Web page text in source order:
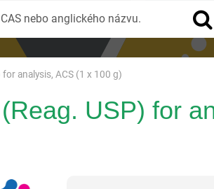
analysis, ACS (1 x 100 g)
USP) for
nebo anglického názvu.